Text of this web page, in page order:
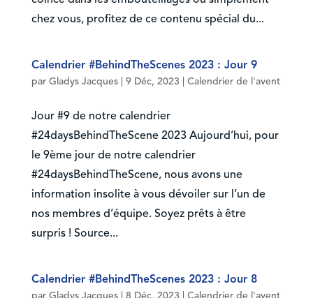
chez vous, profitez de ce contenu spécial du...
Calendrier #BehindTheScenes 2023 : Jour 9
par Gladys Jacques| 9 Déc, 2023 Calendrier de l'avent
Jour #9 de notre calendrier
#24daysBehindTheScene 2023 Aujourd’hui, pour
le 9ème jour de notre calendrier
#24daysBehindTheScene, nous avons une
information insolite à vous dévoiler sur l’un de
nos membres d’équipe. Soyez prêts à être
surpris ! Source...
Calendrier #BehindTheScenes 2023 : Jour 8
par Gladys Jacques| 8 Déc, 2023 Calendrier de l'avent